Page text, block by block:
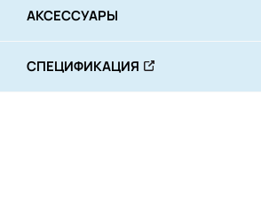
АКСЕССУАРЫ
СПЕЦИФИКАЦИЯ